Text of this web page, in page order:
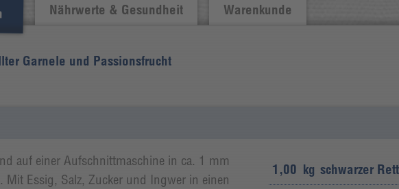
Nährwerte & Gesundheit Warenkunde
Garnele und Passionsfrucht
1,00 kg schwarzer
auf einer Aufschnittmaschine in ca. 1 mm
Mit Essig, Salz, Zucker und Ingwer in einen